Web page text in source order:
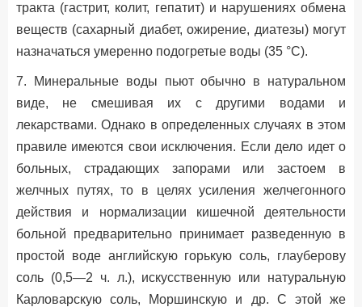
тракта (гастрит, колит, гепатит) и нарушениях обмена
веществ (сахарный диабет, ожирение, диатезы) могут
назначаться умеренно подогретые воды (35 °С).
7. Минеральные воды пьют обычно в натуральном
виде, не смешивая их с другими водами и
лекарствами. Однако в определенных случаях в этом
правиле имеются свои исключения. Если дело идет о
больных, страдающих запорами или застоем в
желчных путях, то в целях усиления желчегонного
действия и нормализации кишечной деятельности
больной предварительно принимает разведенную в
простой воде английскую горькую соль, глауберову
соль (0,5—2 ч. л.), искусственную или натуральную
Карловарскую соль, Моршинскую и др. С этой же